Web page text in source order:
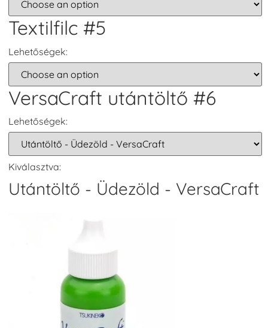
Textilfilc #5
Lehetőségek:
VersaCraft utántöltő #6
Lehetőségek:
Kiválasztva:
Utántöltő - Üdezöld - VersaCraft